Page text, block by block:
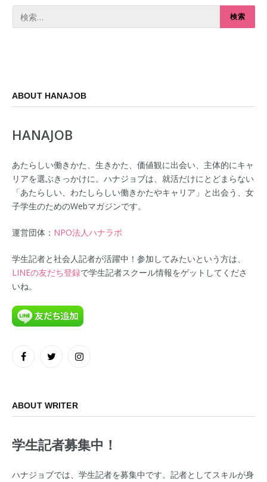
ABOUT HANAJOB
HANAJOB
あたらしい働きかた、生きかた、価値観に出会い、主体的にキャ
リアを選ぶきっかけに。ハナジョブは、就活だけにとどまらない
「あたらしい、わたしらしい働きかたやキャリア」と出会う、女
子学生のためのWebマガジンです。
運営団体： NPO法人ハナラボ
学生記者と社会人記者が活躍中！参加してみたいという方は、
LINEの友だち登録で学生記者スクール情報をゲットしてくださ
いね。
FacebookTwitter Instagram
ABOUT WRITER
学生記者募集中！
ハナジョブでは、学生記者を募集中です。記者としてスキルが身